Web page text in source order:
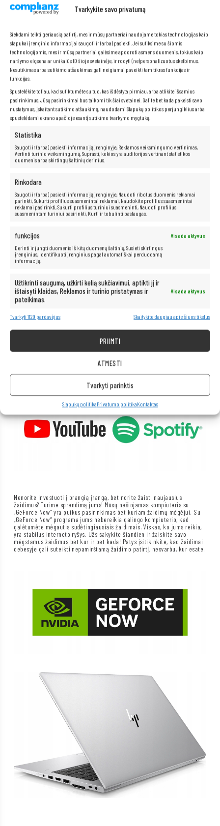
Tvarkykite savo privatumą
Siekdami teikti geriausią patirtį, mes ir mūsų partneriai naudojame tokias technologijas kaip
slapukai įrenginio informacijai saugoti ir (arba) pasiekti. Jei sutiksime su šiomis
technologijomis, mes ir mūsų partneriai galėsime apdoroti asmens duomenis, tokius kaip
naršymo elgsena ar unikalūs ID šioje svetainėje, ir rodyti (ne)personalizuotus skelbimus.
Nesutikimas arba sutikimo atšaukimas gali neigiamai paveikti tam tikras funkcijas ir
funkcijas.
Spustelėkite toliau, kad sutiktumėte su tuo, kas išdėstyta pirmiau, arba atlikite išsamius
pasirinkimus. Jūsų pasirinkimai bus taikomi tik šiai svetainei. Galite bet kada pakeisti savo
nustatymus, įskaitant sutikimo atšaukimą, naudodami Slapukų politikos perjungiklius arba
spustelėdami ekrano apačioje esantį sutikimo tvarkymo mygtuką.
Statistika
Saugoti ir (arba) pasiekti informaciją įrenginyje, Reklamos veiksmingumo vertinimas,
Vertinti turinio veiksmingumą, Suprasti, kokios yra auditorijos vertinant statistikos
duomenis arba skirtingų šaltinių derinius.
Rinkodara
Saugoti ir (arba) pasiekti informaciją įrenginyje, Naudoti ribotus duomenis reklamai
parinkti, Sukurti profilius suasmenintai reklamai, Naudokite profilius suasmenintai
reklamai pasirinkti, Sukurti profilius turiniui suasmeninti, Naudoti profilius
suasmenintam turiniui pasirinkti, Kurti ir tobulinti paslaugas.
funkcijos
Visada aktyvus
Derinti ir jungti duomenis iš kitų duomenų šaltinių, Susieti skirtingus
įrenginius, Identifikuoti įrenginius pagal automatiškai perduodamą
informaciją.
Užtikrinti saugumą, užkirti kelią sukčiavimui, aptikti jį ir
ištaisyti klaidas, Reklamos ir turinio pristatymas ir
pateikimas.
Visada aktyvus
Tvarkyti 1129 pardavėjus Skaitykite daugiau apie šiuos tikslus
PRIIMTI
ATMESTI
Tvarkyti parinktis
Slapukų politikaPrivatumo politikaKontaktas
Patogi klaviatūra
Ergonomiškai suprojektuota klaviatūra su skaitmenine klaviatūra
paspaudimas ir aukštos kokybės medžiagos, naudojamos jų gamyboje,
garantuoja ilgaamžiškumą ir naudojimo patogumą.
Neribotos multimedijos galimybės – po
ranka!
Kompiuteris taip pat idealiai tinka visoms multimedijos programoms.
Be vargo transliuokite filmus ir muziką geriausia kokybe iš tokių
platformų kaip „Netflix“, „HBO“, „Amazon“, „YouTube“, „Spotify“ ir
„Facebook“.
Nenorite investuoti į brangią įrangą, bet norite žaisti naujausius
žaidimus? Turime sprendimą jums! Mūsų nešiojamas kompiuteris su
„GeForce Now“ yra puikus pasirinkimas bet kuriam žaidimų mėgėjui. Su
„GeForce Now“ programa jums nebereikia galingo kompiuterio, kad
galėtumėte mėgautis sudėtingiausiais žaidimais. Viskas, ko jums reikia,
yra stabilus interneto ryšys. Užsisakykite šiandien ir žaiskite savo
mėgstamus žaidimus bet kur ir bet kada! Patys įsitikinkite, kad žaidimai
debesyje gali suteikti nepamirštamą žaidimo patirtį, nesvarbu, kur esate.